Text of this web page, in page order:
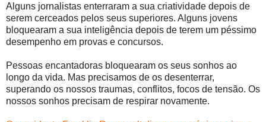
Alguns jornalistas enterraram a sua criatividade depois de
serem cerceados pelos seus superiores. Alguns jovens
bloquearam a sua inteligência depois de terem um péssimo
desempenho em provas e concursos.
Pessoas encantadoras bloquearam os seus sonhos ao
longo da vida. Mas precisamos de os desenterrar,
superando os nossos traumas, conflitos, focos de tensão. Os
nossos sonhos precisam de respirar novamente.